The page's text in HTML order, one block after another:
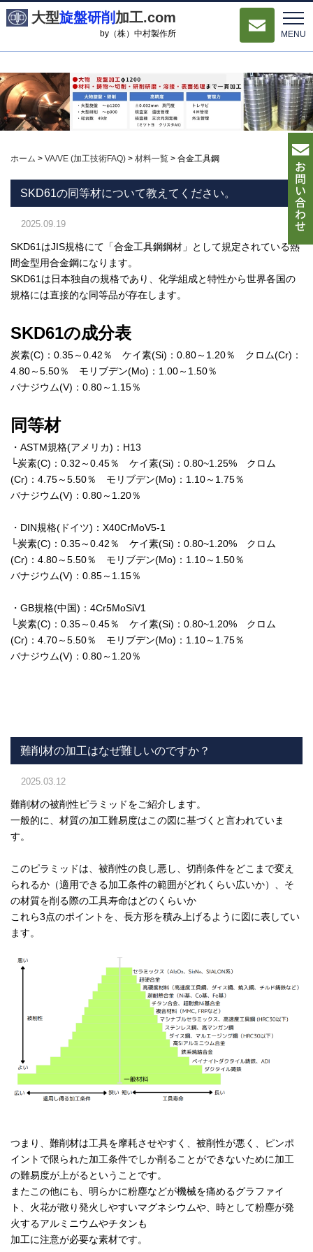
MENU
大型旋盤研削 加工.com
by（株）中村製作所
ホーム > VA/VE (加工技術FAQ) > 材料一覧 > 合金工具鋼
SKD61の同等材について教えてください。
2025.09.19
SKD61はJIS規格にて「合金工具鋼鋼材」として規定されている熱
間金型用合金鋼になります。
SKD61は日本独自の規格であり、化学組成と特性から世界各国の
規格には直接的な同等品が存在します。
SKD61の成分表
炭素(C)：0.35～0.42％ ケイ素(Si)：0.80～1.20％ クロム(Cr)：
4.80～5.50％ モリブデン(Mo)：1.00～1.50％
バナジウム(V)：0.80～1.15％
同等材
・ASTM規格(アメリカ)：H13
└炭素(C)：0.32～0.45％ ケイ素(Si)：0.80~1.25% クロム
(Cr)：4.75～5.50％ モリブデン(Mo)：1.10～1.75％
バナジウム(V)：0.80～1.20％
・DIN規格(ドイツ)：X40CrMoV5-1
└炭素(C)：0.35～0.42％ ケイ素(Si)：0.80~1.20% クロム
(Cr)：4.80～5.50％ モリブデン(Mo)：1.10～1.50％
バナジウム(V)：0.85～1.15％
・GB規格(中国)：4Cr5MoSiV1
└炭素(C)：0.35～0.45％ ケイ素(Si)：0.80~1.20% クロム
(Cr)：4.70～5.50％ モリブデン(Mo)：1.10～1.75％
バナジウム(V)：0.80～1.20％
難削材の加工はなぜ難しいのですか？
2025.03.12
難削材の被削性ピラミッドをご紹介します。
一般的に、材質の加工難易度はこの図に基づくと言われていま
す。
このピラミッドは、被削性の良し悪し、切削条件をどこまで変え
られるか（適用できる加工条件の範囲がどれくらい広いか）、そ
の材質を削る際の工具寿命はどのくらいか
これら3点のポイントを、長方形を積み上げるように図に表してい
ます。
つまり、難削材は工具を摩耗させやすく、被削性が悪く、ピンポ
イントで限られた加工条件でしか削ることができないために加工
の難易度が上がるということです。
またこの他にも、明らかに粉塵などが機械を痛めるグラファイ
ト、火花が散り発火しやすいマグネシウムや、時として粉塵が発
火するアルミニウムやチタンも
加工に注意が必要な素材です。